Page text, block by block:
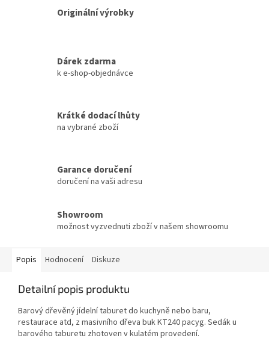
Originální výrobky
Dárek zdarma
k e-shop-objednávce
Krátké dodací lhůty
na vybrané zboží
Garance doručení
doručení na vaši adresu
Showroom
možnost vyzvednuti zboží v našem showroomu
Popis Hodnocení Diskuze
Detailní popis produktu
Barový dřevěný jídelní taburet do kuchyně nebo baru,
restaurace atd, z masivního dřeva buk KT240 pacyg. Sedák u
barového taburetu zhotoven v kulatém provedení.